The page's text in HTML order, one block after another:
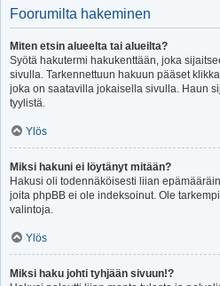
Foorumilta hakeminen
Miten etsin alueelta tai alueilta?
Syötä hakutermi hakukenttään, joka
sivulla. Tarkennettuun hakuun pääset
joka on saatavilla jokaisella sivulla. Haun
tyylistä.
Ylös
Miksi hakuni ei löytänyt mitään?
Hakusi oli todennäköisesti liian
joita phpBB ei ole indeksoinut. Ole
valintoja.
Ylös
Miksi haku johti tyhjään sivuun!?